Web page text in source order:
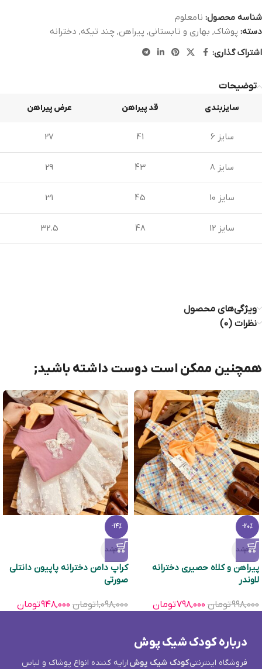
شناسه محصول: نامعلوم
دسته: پوشاک, بهاری و تابستانی, پیراهن, چند تیکه, دخترانه
اشتراک گذاری:
توضیحات
سایزبندی قد پیراهن عرض پیراهن
سایز 6 41
27
سایز 8 43
29
سایز 10 45
31
سایز 12 48
32.5
ویژگی‌های محصول
نظرات (0)
همچنین ممکن است دوست داشته باشید;
-20%
تمام‌شد
پیراهن و کلاه حصیری دخترانه
لاوندر
۹۹۸,۰۰۰تومان ۷۹۸,۰۰۰تومان
-14%
تمام‌شد
کراپ دامن دخترانه پاپیون دانتلی
صورتی
۱,۰۹۸,۰۰۰تومان ۹۴۸,۰۰۰تومان
درباره کودک شیک پوش
فروشگاه اینترنتیکودک شیک پوشارایه کننده انواع پوشاک و لباس